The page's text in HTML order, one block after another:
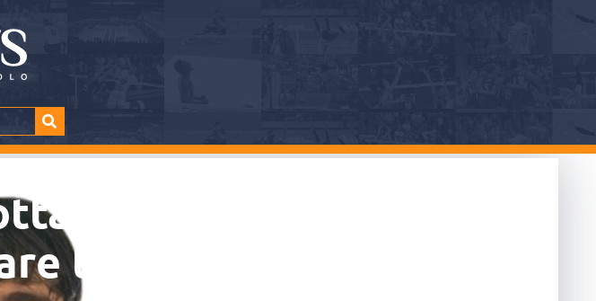
promosso in prima
tutto”